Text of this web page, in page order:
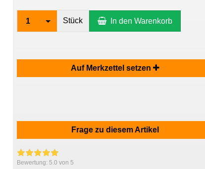
1 Stück In den Warenkorb
Auf Merkzettel setzen
Frage zu diesem Artikel
Bewertung:5.0 von 5